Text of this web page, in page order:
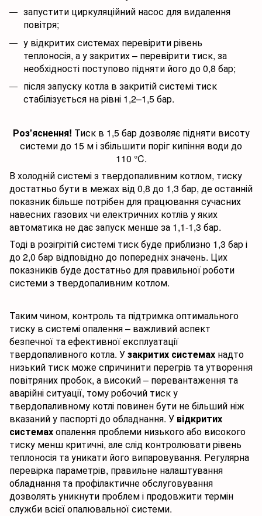
запустити циркуляційний насос для видалення
повітря;
у відкритих системах перевірити рівень
теплоносія, а у закритих – перевірити тиск, за
необхідності поступово підняти його до 0,8 бар;
після запуску котла в закритій системі тиск
стабілізується на рівні 1,2–1,5 бар.
Роз'яснення! Тиск в 1,5 бар дозволяє підняти висоту
системи до 15 м і збільшити поріг кипіння води до
110 °C.
В холодній системі з твердопаливним котлом, тиску
достатньо бути в межах від 0,8 до 1,3 бар, де останній
показник більше потрібен для працювання сучасних
навесних газових чи електричних котлів у яких
автоматика не дає запуск менше за 1,1-1,3 бар.
Тоді в розігрітій системі тиск буде приблизно 1,3 бар і
до 2,0 бар відповідно до попередніх значень. Цих
показників буде достатньо для правильної роботи
системи з твердопаливним котлом.
Таким чином, контроль та підтримка оптимального
тиску в системі опалення – важливий аспект
безпечної та ефективної експлуатації
твердопаливного котла. Узакритих системах надто
низький тиск може спричинити перегрів та утворення
повітряних пробок, а високий – перевантаження та
аварійні ситуації, тому робочий тиск у
твердопаливному котлі повинен бути не більший ніж
вказаний у паспорті до обладнання. У відкритих
системахопалення проблеми низького або високого
тиску менш критичні, але слід контролювати рівень
теплоносія та уникати його випаровування. Регулярна
перевірка параметрів, правильне налаштування
обладнання та профілактичне обслуговування
дозволять уникнути проблем і продовжити термін
служби всієї опалювальної системи.